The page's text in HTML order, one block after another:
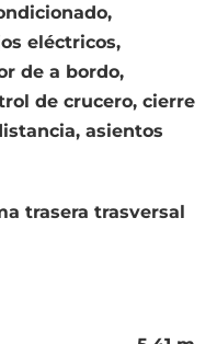
eléctricos,
de a bordo,
de crucero, cierre
asientos
trasera trasversal